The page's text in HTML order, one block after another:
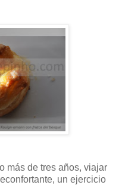
más de tres años, viajar
un ejercicio